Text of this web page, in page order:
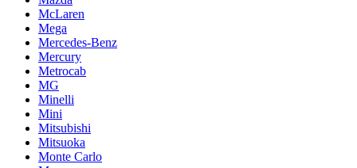
McLaren
Mega
Mercedes-Benz
Mercury
Metrocab
MG
Minelli
Mini
Mitsubishi
Mitsuoka
Monte Carlo